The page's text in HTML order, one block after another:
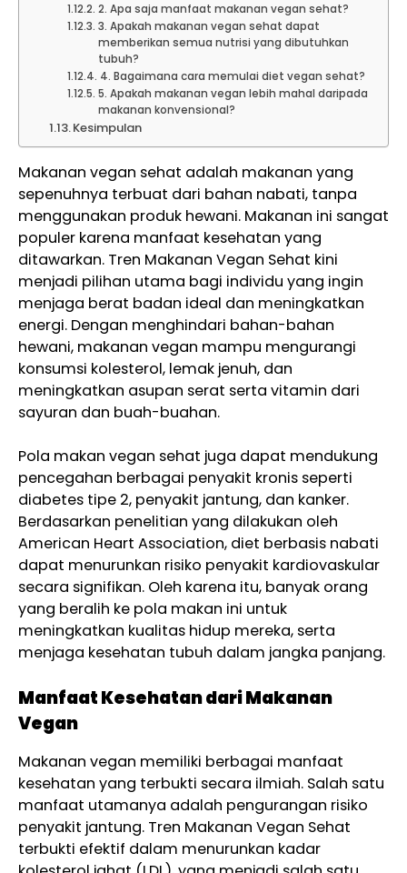
2. Apa saja manfaat makanan vegan sehat?
3. Apakah makanan vegan sehat dapat
memberikan semua nutrisi yang dibutuhkan
tubuh?
4. Bagaimana cara memulai diet vegan sehat?
5. Apakah makanan vegan lebih mahal daripada
makanan konvensional?
Kesimpulan
Makanan vegan sehat adalah makanan yang
sepenuhnya terbuat dari bahan nabati, tanpa
menggunakan produk hewani. Makanan ini sangat
populer karena manfaat kesehatan yang
ditawarkan. Tren Makanan Vegan Sehat kini
menjadi pilihan utama bagi individu yang ingin
menjaga berat badan ideal dan meningkatkan
energi. Dengan menghindari bahan-bahan
hewani, makanan vegan mampu mengurangi
konsumsi kolesterol, lemak jenuh, dan
meningkatkan asupan serat serta vitamin dari
sayuran dan buah-buahan.
Pola makan vegan sehat juga dapat mendukung
pencegahan berbagai penyakit kronis seperti
diabetes tipe 2, penyakit jantung, dan kanker.
Berdasarkan penelitian yang dilakukan oleh
American Heart Association, diet berbasis nabati
dapat menurunkan risiko penyakit kardiovaskular
secara signifikan. Oleh karena itu, banyak orang
yang beralih ke pola makan ini untuk
meningkatkan kualitas hidup mereka, serta
menjaga kesehatan tubuh dalam jangka panjang.
Manfaat Kesehatan dari Makanan
Vegan
Makanan vegan memiliki berbagai manfaat
kesehatan yang terbukti secara ilmiah. Salah satu
manfaat utamanya adalah pengurangan risiko
penyakit jantung. Tren Makanan Vegan Sehat
terbukti efektif dalam menurunkan kadar